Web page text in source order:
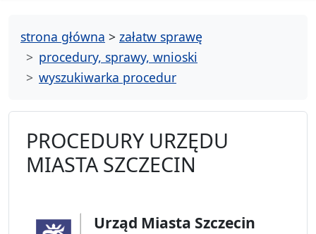
strona główna > załatw sprawę
procedury, sprawy, wnioski
wyszukiwarka procedur
PROCEDURY URZĘDU
MIASTA SZCZECIN
Urząd Miasta Szczecin